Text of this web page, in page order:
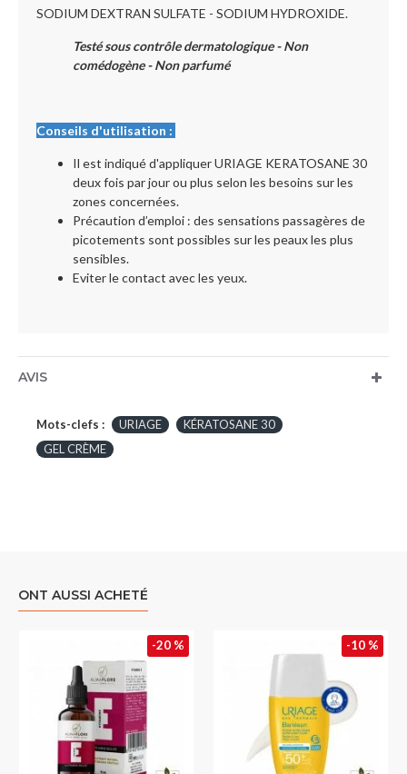
SODIUM DEXTRAN SULFATE - SODIUM HYDROXIDE.
Testé sous contrôle dermatologique - Non
comédogène - Non parfumé
Conseils d'utilisation :
Il est indiqué d'appliquer URIAGE KERATOSANE 30
deux fois par jour ou plus selon les besoins sur les
zones concernées.
Précaution d’emploi : des sensations passagères de
picotements sont possibles sur les peaux les plus
sensibles.
Eviter le contact avec les yeux.
AVIS
Mots-clefs : URIAGE
KÉRATOSANE 30
GEL CRÈME
ONT AUSSI ACHETÉ
-20 % -10 %